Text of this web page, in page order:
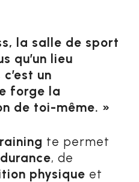
la salle de sport
qu’un lieu
un
forge la
de toi-même. »
te permet
, de
physique et